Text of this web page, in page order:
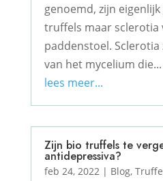
genoemd, zijn
truffels maar sclerotia
paddenstoel.
van het mycelium die...
lees meer...
Zijn bio truffels te
antidepressiva?
feb 24, 2022| Blog,